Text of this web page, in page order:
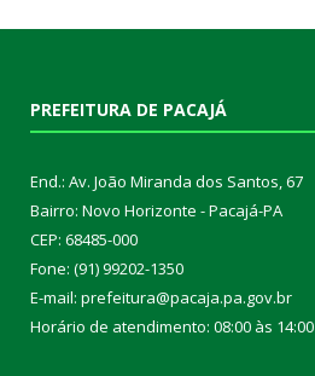
PREFEITURA DE PACAJÁ
End.: Av. João Miranda dos Santos, 67
Bairro: Novo Horizonte - Pacajá-PA
CEP: 68485-000
Fone: (91) 99202-1350
E-mail: prefeitura@pacaja.pa.gov.br
Horário de atendimento: 08:00 às 14:00